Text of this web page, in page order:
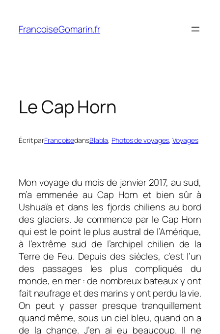
contenu
FrancoiseGomarin.fr
Le Cap Horn
Écrit parFrancoisedansBlabla, Photos de voyages, Voyages
Mon voyage du mois de janvier 2017, au sud,
m’a emmenée au Cap Horn et bien sûr à
Ushuaïa et dans les fjords chiliens au bord
des glaciers. Je commence par le Cap Horn
qui est le point le plus austral de l’Amérique,
à l’extrême sud de l’archipel chilien de la
Terre de Feu. Depuis des siècles, c’est l’un
des passages les plus compliqués du
monde, en mer : de nombreux bateaux y ont
fait naufrage et des marins y ont perdu la vie.
On peut y passer presque tranquillement
quand même, sous un ciel bleu, quand on a
de la chance. J’en ai eu beaucoup. Il ne